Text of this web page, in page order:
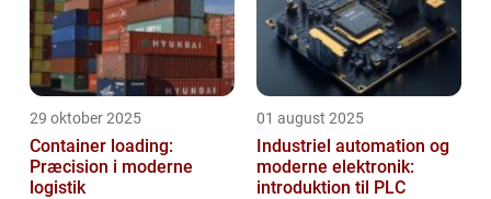
29 oktober 2025
Container loading:
Præcision i moderne
logistik
01 august 2025
Industriel automation og
moderne elektronik:
introduktion til PLC